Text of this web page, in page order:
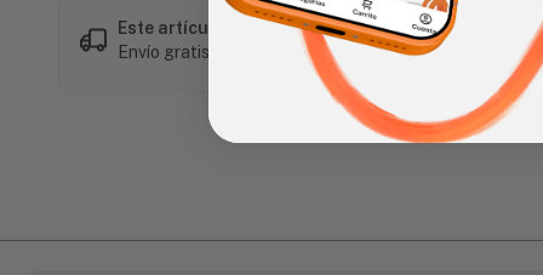
Este artículo es popular
Envío gratis en compras mayores a L 1,500